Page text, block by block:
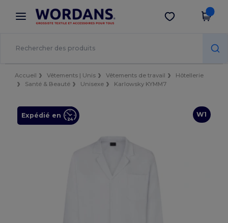
× Appli Wordans
Meilleurs prix sur l’app !
Obtenir l'appli
Accueil Vêtements | Unis Vêtements de travail
Hôtellerie
Santé & Beauté
Unisexe Karlowsky KYMM7
W1
Expédié en